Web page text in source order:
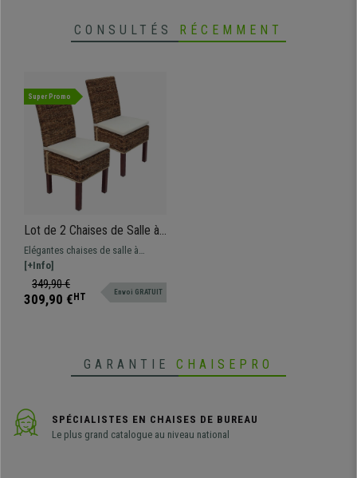
CONSULTÉS RÉCEMMENT
Super Promo
Lot de 2 Chaises de Salle à
Manger SABANA, En Rotin,
Avec Coussin, Couleur
Naturelle Claire
Elégantes chaises de salle à
manger, très bon rapport qualité-
prix. Pratiques et robustes, en
rotin et bois
[+Info]
349,90 €
309,90 € HT Envoi GRATUIT
GARANTIE CHAISEPRO
SPÉCIALISTES EN CHAISES DE BUREAU
Le plus grand catalogue au niveau national